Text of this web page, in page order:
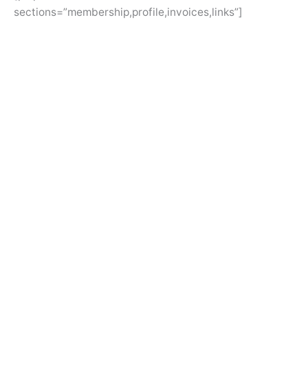
sections=”membership,profile,invoices,links”]